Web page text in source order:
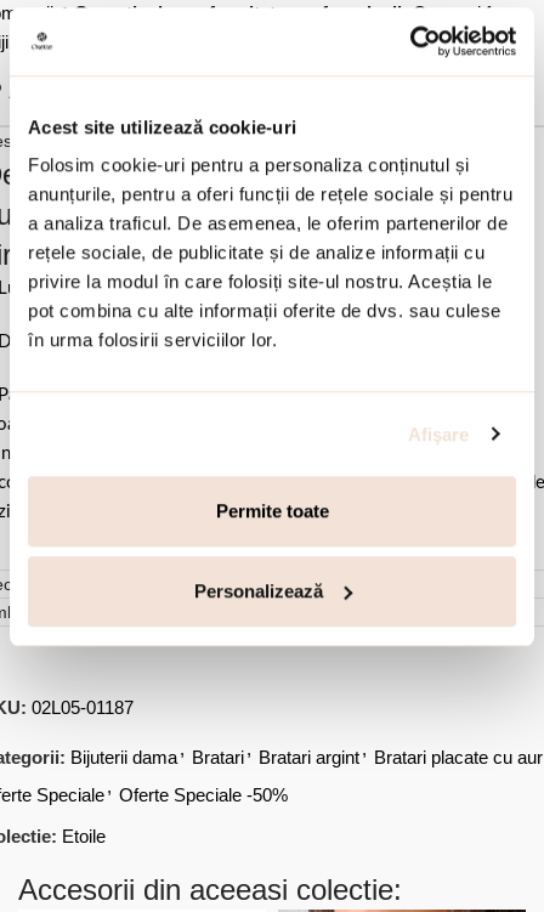
Acest site utilizează cookie-uri
Folosim cookie-uri pentru a personaliza conținutul și
anunțurile, pentru a oferi funcții de rețele sociale și pentru
a analiza traficul. De asemenea, le oferim partenerilor de
rețele sociale, de publicitate și de analize informații cu
privire la modul în care folosiți site-ul nostru. Aceștia le
pot combina cu alte informații oferite de dvs. sau culese
în urma folosirii serviciilor lor.
Afişare
Permite toate
Personalizează
✓ Garantie de conformitate conform legii-
Cumperi fara
✓ Ambalaj cadou tip sac Oxette sau Loisir.
Adauga in wishlist
si detalii
produsului Bratara argint placat
aur galben de 18 K cu inima si cubic
Etoile:
15 cm la care se adauga 3 cm extensie.
cerc 1.5 cm x 1.3 cm.
bijuteria in ambalajul original sau intr-un saculet de catifea
pentru a evita frecarea sau lovirea de alte materiale. Evitati
cu apa si produsele cosmetice. Dupa fiecare purtare este
sa o lustruiti cu o laveta curata pentru a evita depunerea de
(0)
02L05-01187
Bijuterii dama, Bratari, Bratari argint, Bratari placate cu aur
Speciale, Oferte Speciale -50%
Etoile
Accesorii din aceeasi colectie: